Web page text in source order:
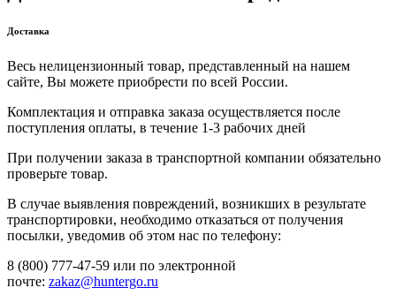
Доставка
Весь нелицензионный товар, представленный на нашем
сайте, Вы можете приобрести по всей России.
Комплектация и отправка заказа осуществляется после
поступления оплаты, в течение 1-3 рабочих дней
При получении заказа в транспортной компании обязательно
проверьте товар.
В случае выявления повреждений, возникших в результате
транспортировки, необходимо отказаться от получения
посылки, уведомив об этом нас по телефону:
8 (800) 777-47-59 или по электронной
почте: zakaz@huntergo.ru